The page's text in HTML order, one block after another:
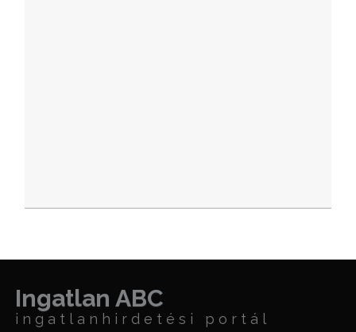
Ingatlan ABC
ingatlanhirdetési portál